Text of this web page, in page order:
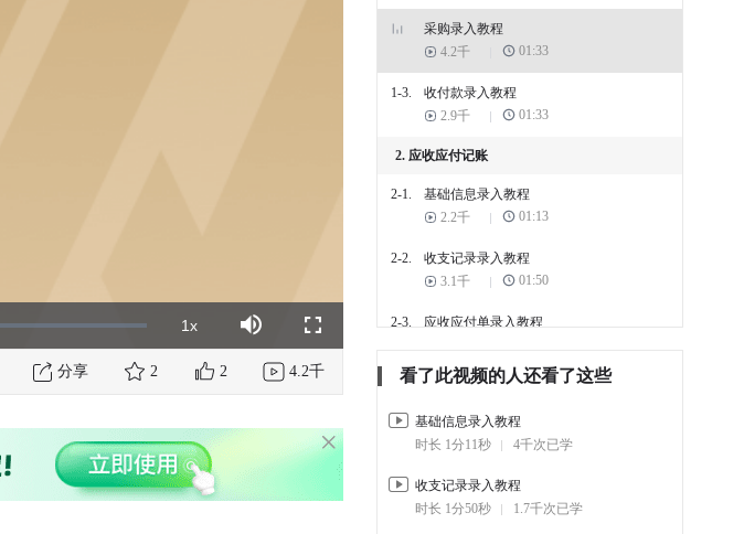
1xPlayback
Rate
Mute Fullscreen
分享 2 2 4.2千
采购录入教程
4.2千
01:33
1-3.
收付款录入教程
2.9千
01:33
2. 应收应付记账
2-1.
基础信息录入教程
2.2千
01:13
2-2.
收支记录录入教程
3.1千
01:50
2-3.
应收应付单录入教程
3. 工作任务管理
3-1.
工作任务管理组织架构
7千
01:13
3-2.
工作任务管理循环任务
3.5千
00:59
看了此视频的人还看了这些
基础信息录入教程
时长 1分11秒
4千次已学
收支记录录入教程
时长 1分50秒
1.7千次已学